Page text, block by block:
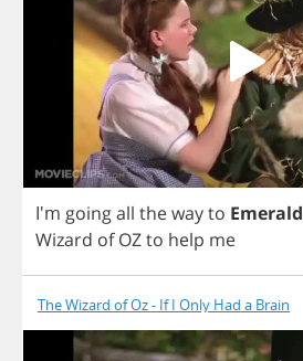
I'm goingall thewayto Emerald
Wizard of OZto help me
The Wizard of Oz - If I Only Had a Brain